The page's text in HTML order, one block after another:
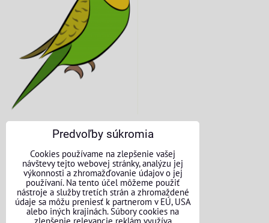
KONTAKTNÉ ÚDAJE
O nás
Kontakt
Požičovňa náradia
Predvoľby súkromia
Cookies používame na zlepšenie vašej
návštevy tejto webovej stránky, analýzu jej
výkonnosti a zhromažďovanie údajov o jej
používaní. Na tento účel môžeme použiť
nástroje a služby tretích strán a zhromaždené
údaje sa môžu preniesť k partnerom v EÚ, USA
alebo iných krajinách. Súbory cookies na